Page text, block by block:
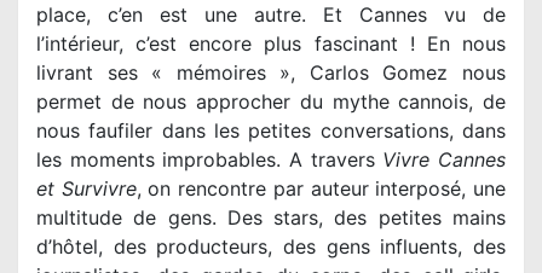
place, c’en est une autre. Et Cannes vu de
l’intérieur, c’est encore plus fascinant ! En nous
livrant ses « mémoires », Carlos Gomez nous
permet de nous approcher du mythe cannois, de
nous faufiler dans les petites conversations, dans
les moments improbables. A travers Vivre Cannes
et Survivre, on rencontre par auteur interposé, une
multitude de gens. Des stars, des petites mains
d’hôtel, des producteurs, des gens influents, des